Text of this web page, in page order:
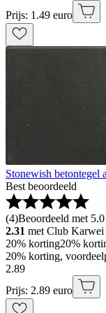
Prijs: 1.49 euro
Stonewish betontegel
Best beoordeeld
(4)Beoordeeld met
2.31 met Club Karwei
20% korting20%
20% korting,
2.89
Prijs: 2.89 euro